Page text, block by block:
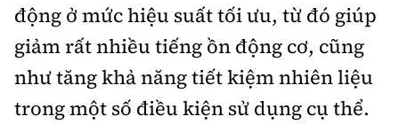
động ở mức hiệu suất tối ưu, từ đó giúp
giảm rất nhiều tiếng ồn động cơ, cũng
như tăng khả năng tiết kiệm nhiên liệu
trong một số điều kiện sử dụng cụ thể.